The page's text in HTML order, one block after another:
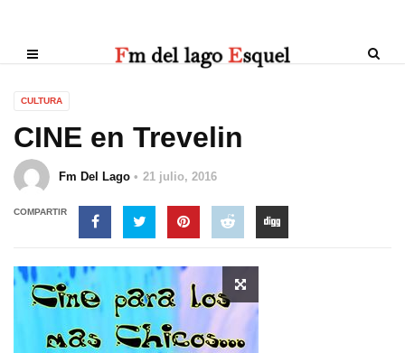
CULTURA
CINE en Trevelin
Fm Del Lago 21 julio, 2016
COMPARTIR